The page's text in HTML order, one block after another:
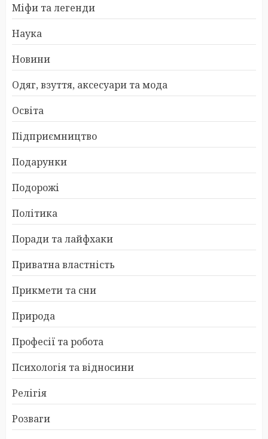
Міфи та легенди
Наука
Новини
Одяг, взуття, аксесуари та мода
Освіта
Підприємництво
Подарунки
Подорожі
Політика
Поради та лайфхаки
Приватна властність
Прикмети та сни
Природа
Професії та робота
Психологія та відносини
Релігія
Розваги